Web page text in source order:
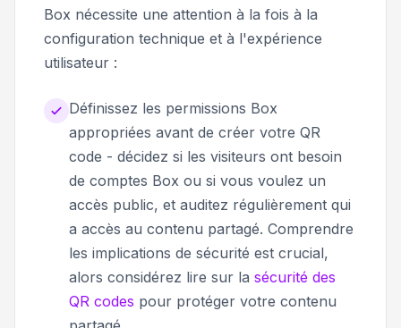
Box nécessite une attention à la fois à la
configuration technique et à l'expérience
utilisateur :
Définissez les permissions Box
appropriées avant de créer votre QR
code - décidez si les visiteurs ont besoin
de comptes Box ou si vous voulez un
accès public, et auditez régulièrement qui
a accès au contenu partagé. Comprendre
les implications de sécurité est crucial,
alors considérez lire sur la sécurité des
QR codes pour protéger votre contenu